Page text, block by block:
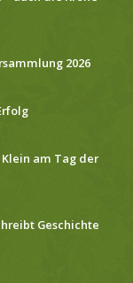
2026
am Tag der
Geschichte